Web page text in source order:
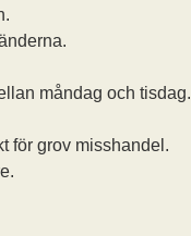
måndag och tisdag.
för grov misshandel.